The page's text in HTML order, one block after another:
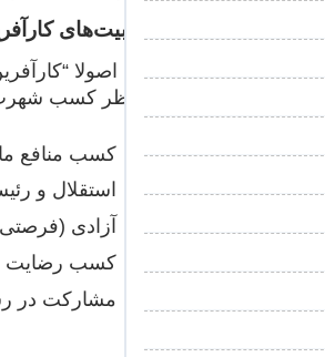
جذابیت‌‌های
البته اصولا
از نظر کسب شهرت و
کسب منافع
استقلال و
آزادی
کسب رضایت
مشارکت در